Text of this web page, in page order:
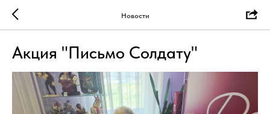
Новости
Акция "Письмо Солдату"